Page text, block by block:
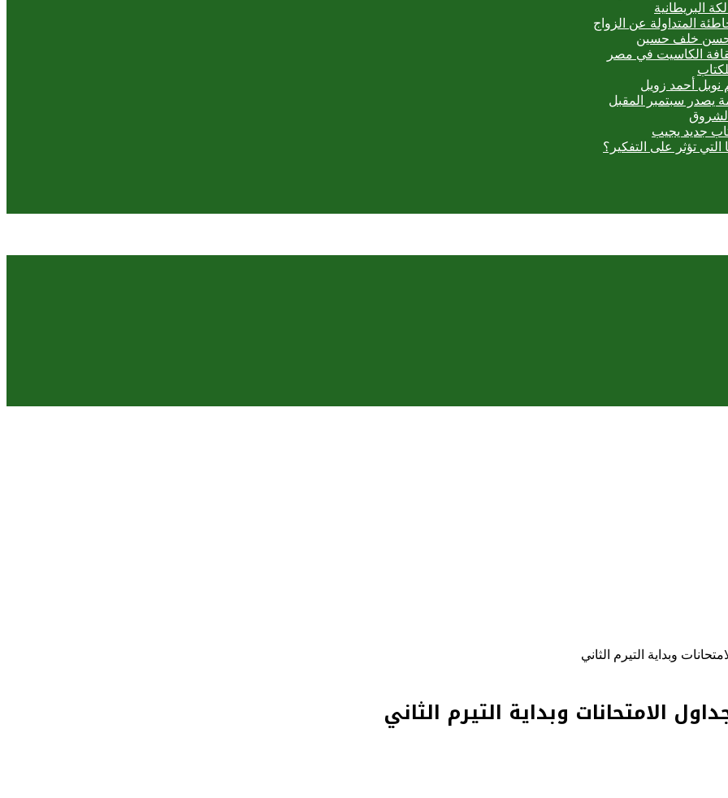
البريطانية
المتداولة عن الزواج
حسن خلف حسين
الكاسيت في مصر
نوبل أحمد زويل
يصدر سبتمبر المقبل
جديد يجيب
التي تؤثر على التفكير؟
وبداية التيرم الثاني
الامتحانات وبداية التيرم الثاني